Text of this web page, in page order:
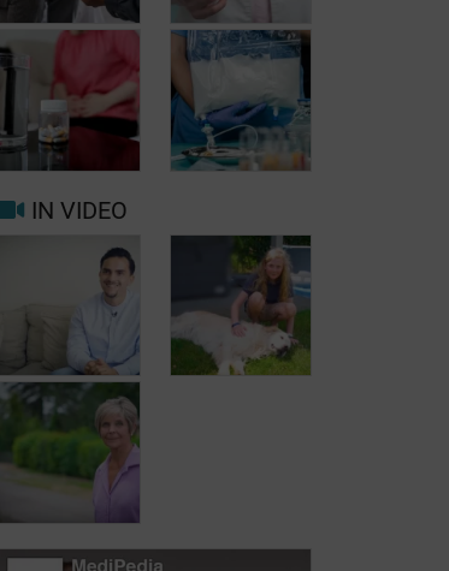
Kortedarmsyndroom
met darmfalen:
invloed op de
levenskwaliteit
Kortedarmsyndroom
(SBS) en
chirurgie
Kortedarmsyndroom
(SBS) en
geneesmiddelen
Parenterale
voeding op
lange termijn
IN VIDEO
Leven met
kortedarmsyndroom: